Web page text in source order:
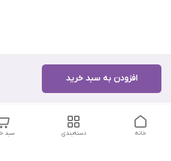
افزودن به سبد خرید
سبد دسته‌بندی خانه